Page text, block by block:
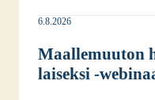
6.8.2026
Maal­le­muu­ton
lai­sek­si